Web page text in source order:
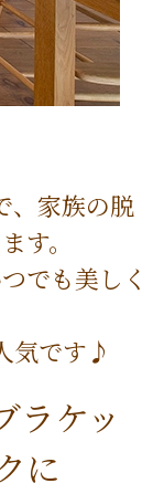
、家族の脱
す。
でも美しく
気です♪
ラケッ
に